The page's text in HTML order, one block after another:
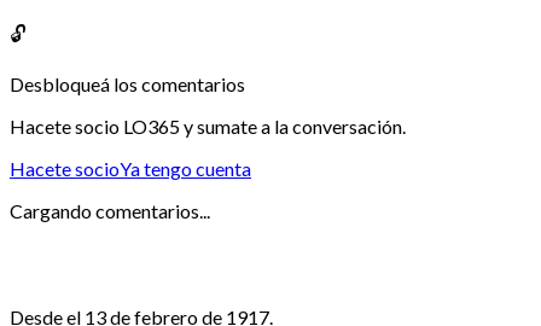
🔓
Desbloqueá los comentarios
Hacete socio LO365 y sumate a la conversación.
Hacete socioYa tengo cuenta
Cargando comentarios...
Desde el 13 de febrero de 1917.